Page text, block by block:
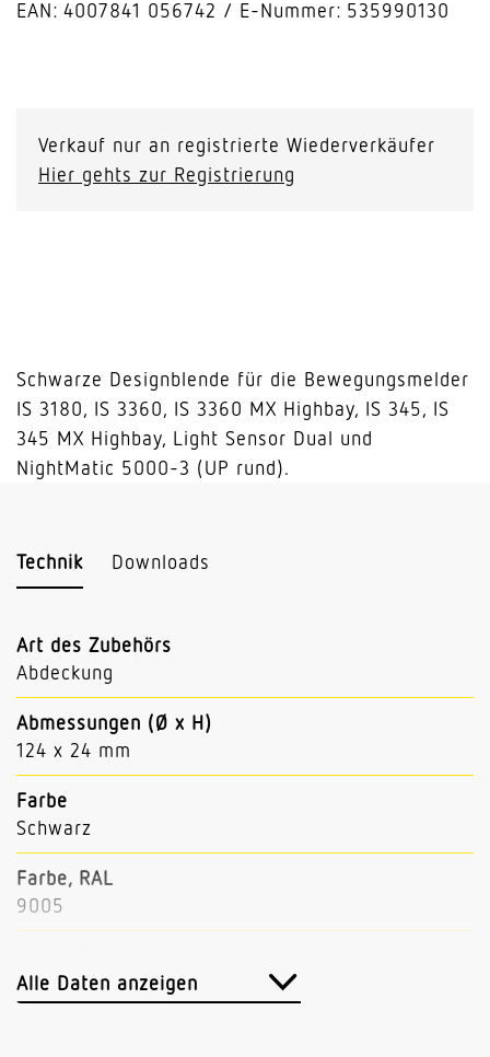
EAN: 4007841 056742 E-Nummer: 535990130
für
IR-
Verkauf nur an registrierte Wiederverkäufer
Hier gehts zur Registrierung
Schwarze Designblende für die Bewegungsmelder
IS 3180, IS 3360, IS 3360 MX Highbay, IS 345, IS
345 MX Highbay, Light Sensor Dual und
NightMatic 5000-3 (UP rund).
Technik Downloads
Art des Zubehörs
Abdeckung
Abmessungen (Ø x H)
124 x 24 mm
Farbe
Schwarz
Farbe, RAL
9005
5 Jahre
Alle Daten anzeigen